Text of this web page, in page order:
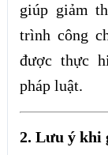
giúp giảm
trình công
được thực
pháp luật.
2. Lưu ý khi